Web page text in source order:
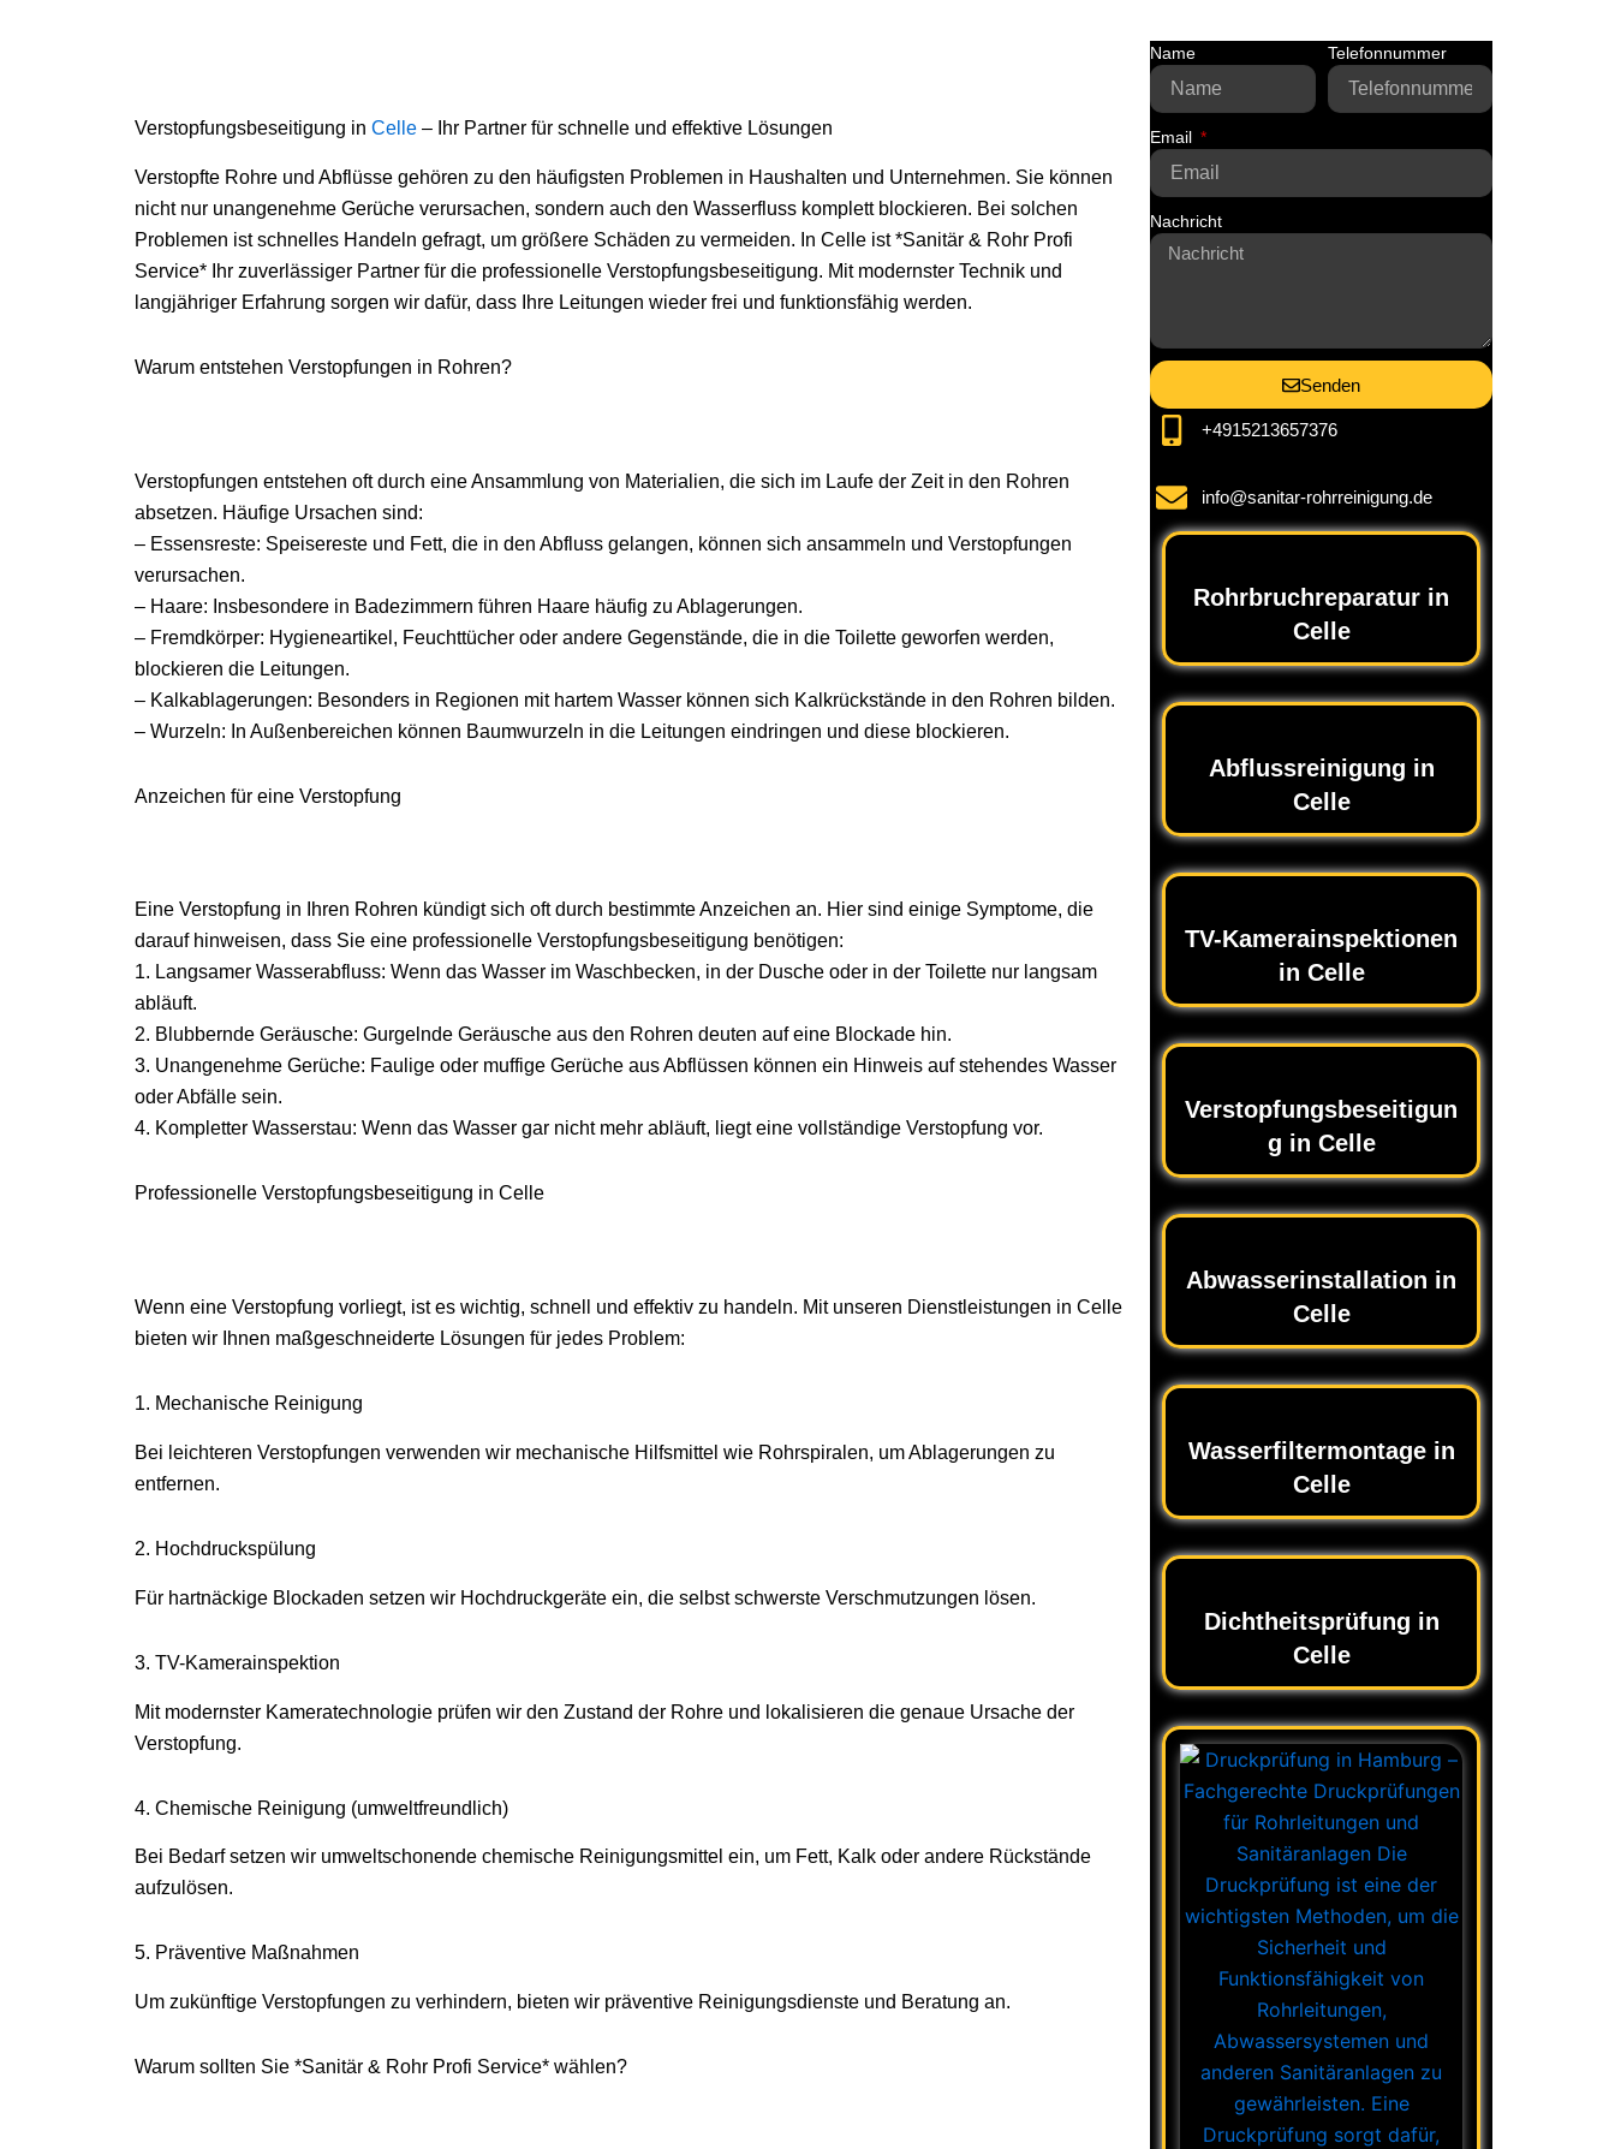
Verstopfungsbeseitigung in Celle – Ihr Partner für schnelle und effektive Lösungen
Verstopfte Rohre und Abflüsse gehören zu den häufigsten Problemen in Haushalten und Unternehmen. Sie können
nicht nur unangenehme Gerüche verursachen, sondern auch den Wasserfluss komplett blockieren. Bei solchen
Problemen ist schnelles Handeln gefragt, um größere Schäden zu vermeiden. In Celle ist *Sanitär & Rohr Profi
Service* Ihr zuverlässiger Partner für die professionelle Verstopfungsbeseitigung. Mit modernster Technik und
langjähriger Erfahrung sorgen wir dafür, dass Ihre Leitungen wieder frei und funktionsfähig werden.
Warum entstehen Verstopfungen in Rohren?
Verstopfungen entstehen oft durch eine Ansammlung von Materialien, die sich im Laufe der Zeit in den Rohren
absetzen. Häufige Ursachen sind:
– Essensreste: Speisereste und Fett, die in den Abfluss gelangen, können sich ansammeln und Verstopfungen
verursachen.
– Haare: Insbesondere in Badezimmern führen Haare häufig zu Ablagerungen.
– Fremdkörper: Hygieneartikel, Feuchttücher oder andere Gegenstände, die in die Toilette geworfen werden,
blockieren die Leitungen.
– Kalkablagerungen: Besonders in Regionen mit hartem Wasser können sich Kalkrückstände in den Rohren bilden.
– Wurzeln: In Außenbereichen können Baumwurzeln in die Leitungen eindringen und diese blockieren.
Anzeichen für eine Verstopfung
Eine Verstopfung in Ihren Rohren kündigt sich oft durch bestimmte Anzeichen an. Hier sind einige Symptome, die
darauf hinweisen, dass Sie eine professionelle Verstopfungsbeseitigung benötigen:
1. Langsamer Wasserabfluss: Wenn das Wasser im Waschbecken, in der Dusche oder in der Toilette nur langsam
abläuft.
2. Blubbernde Geräusche: Gurgelnde Geräusche aus den Rohren deuten auf eine Blockade hin.
3. Unangenehme Gerüche: Faulige oder muffige Gerüche aus Abflüssen können ein Hinweis auf stehendes Wasser
oder Abfälle sein.
4. Kompletter Wasserstau: Wenn das Wasser gar nicht mehr abläuft, liegt eine vollständige Verstopfung vor.
Professionelle Verstopfungsbeseitigung in Celle
Wenn eine Verstopfung vorliegt, ist es wichtig, schnell und effektiv zu handeln. Mit unseren Dienstleistungen in Celle
bieten wir Ihnen maßgeschneiderte Lösungen für jedes Problem:
1. Mechanische Reinigung
Bei leichteren Verstopfungen verwenden wir mechanische Hilfsmittel wie Rohrspiralen, um Ablagerungen zu
entfernen.
2. Hochdruckspülung
Für hartnäckige Blockaden setzen wir Hochdruckgeräte ein, die selbst schwerste Verschmutzungen lösen.
3. TV-Kamerainspektion
Mit modernster Kameratechnologie prüfen wir den Zustand der Rohre und lokalisieren die genaue Ursache der
Verstopfung.
4. Chemische Reinigung (umweltfreundlich)
Bei Bedarf setzen wir umweltschonende chemische Reinigungsmittel ein, um Fett, Kalk oder andere Rückstände
aufzulösen.
5. Präventive Maßnahmen
Um zukünftige Verstopfungen zu verhindern, bieten wir präventive Reinigungsdienste und Beratung an.
Warum sollten Sie *Sanitär & Rohr Profi Service* wählen?
Name Telefonnummer
Email
Nachricht
Senden
+4915213657376
info@sanitar-rohrreinigung.de
Rohrbruchreparatur in
Celle
Abflussreinigung in
Celle
TV-Kamerainspektionen
in Celle
Verstopfungsbeseitigun
g in Celle
Abwasserinstallation in
Celle
Wasserfiltermontage in
Celle
Dichtheitsprüfung in
Celle